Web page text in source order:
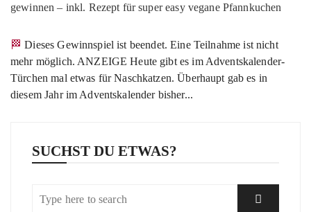
🏁 Dieses Gewinnspiel ist beendet. Eine Teilnahme ist nicht
mehr möglich. ANZEIGE Heute gibt es im Adventskalender-
Türchen mal etwas für Naschkatzen. Überhaupt gab es in
diesem Jahr im Adventskalender bisher...
SUCHST DU ETWAS?